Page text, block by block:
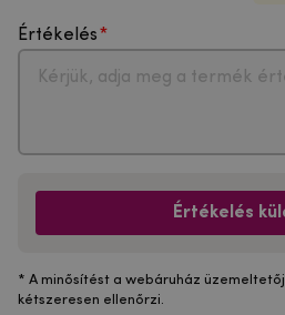
Értékelés
Értékelés
* A minősítést a webáruház
kétszeresen ellenőrzi.